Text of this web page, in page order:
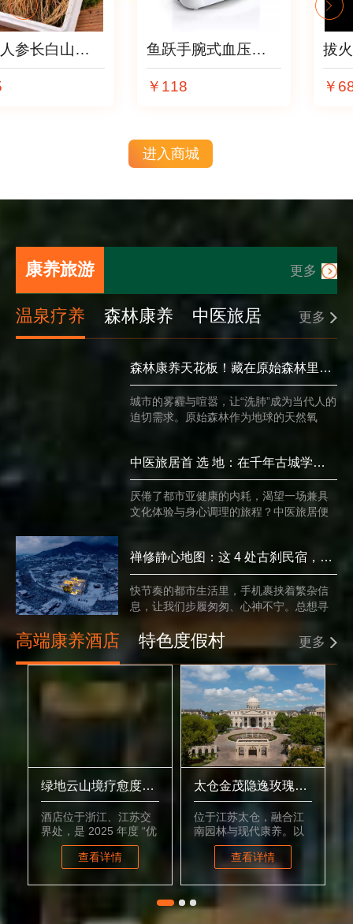
气短等问题，甚
对于熬夜党来
依赖昂贵保健
温和滋养，就能
慢慢修复熬夜带
年、10年陈皮，
功效上差异显
侧重，用对了才
进入商城
康养旅游 更多
目的地指南 康养住宿 旅行攻略 更多
温泉疗养 森林康养 中医旅居
森林康养天花板！藏在原始森林里的 5 个洗肺胜地
城市的雾霾与喧嚣，让“洗肺”成为当代人的
迫切需求。原始森林作为地球的天然氧
森林里的康养胜地，堪称森林康养天花
板，走进这里，每一次呼吸都是与自然的
深度相拥，解锁纯粹的疗愈体验。
中医旅居首 选 地：在千年古城学艾灸、喝药膳，开启疗愈之旅
厌倦了都市亚健康的内耗，渴望一场兼具
文化体验与身心调理的旅程？中医旅居便
疗、药膳滋养与慢生活相融，不追求赶行
程的打卡，只在烟火禅意中调理身心，这
两处推荐地，带你解锁本真的疗愈方式。
禅修静心地图：这 4 处古刹民宿，适合放下手机住一周
快节奏的都市生活里，手机裹挟着繁杂信
息，让我们步履匆匆、心神不宁。总想寻
处。以下4处古刹民宿，藏在山林古寺之
住上一周，便能卸下疲惫、沉淀心灵，找
回内心的澄澈与安宁。
更多
高端康养酒店 特色度假村
绿地云山境疗愈度假酒店
酒店位于浙江、江苏交
界处，是 2025 年度 “优
选森林疗愈酒店”。有
“森林疗法” 体系，包括
还可进行树冠步道冥
查看详情
太仓金茂隐逸玫瑰庄园
位于江苏太仓，融合江
南园林与现代康养。以
玫瑰为主题，有 “五行能
量” 疗愈体系，提供玫瑰
色项目，还有田园瑜
伽、蔬果采摘等户外疗
查看详情